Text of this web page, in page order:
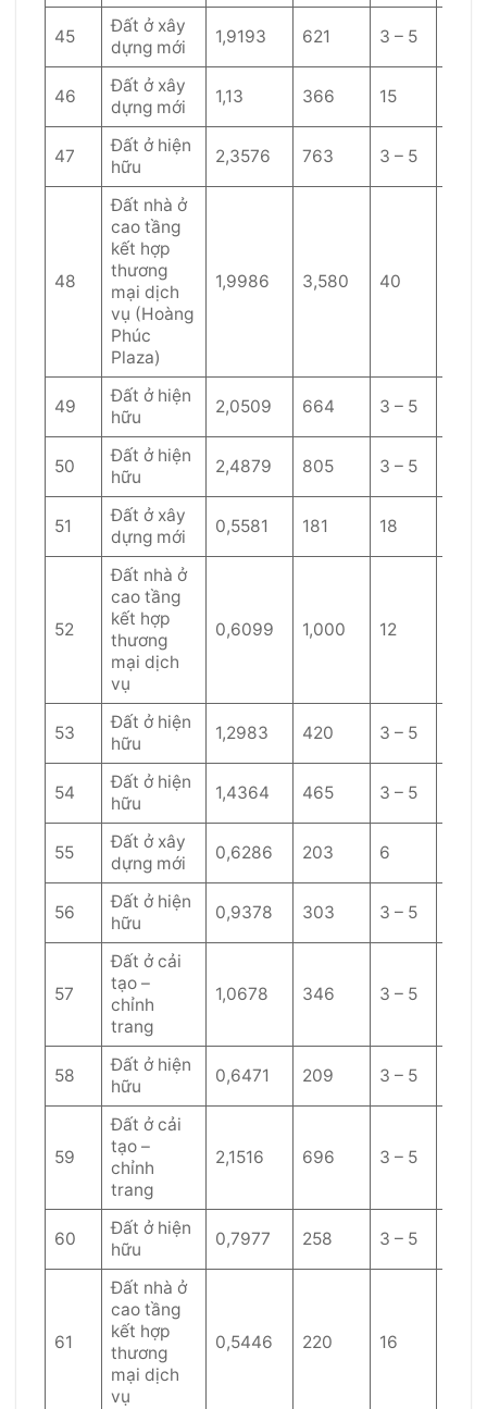
45
Đất ở xây
dựng mới
1,9193 621 3 – 5
46
Đất ở xây
dựng mới
1,13 366 15
47
Đất ở hiện
hữu
2,3576 763 3 – 5
48
Đất nhà ở
cao tầng
kết hợp
thương
mại dịch
vụ (Hoàng
Phúc
Plaza)
1,9986 3,580 40
49
Đất ở hiện
hữu
2,0509 664 3 – 5
50
Đất ở hiện
hữu
2,4879 805 3 – 5
51
Đất ở xây
dựng mới
0,5581 181 18
52
Đất nhà ở
cao tầng
kết hợp
thương
mại dịch
vụ
0,6099 1,000 12
53
Đất ở hiện
hữu
1,2983 420 3 – 5
54
Đất ở hiện
hữu
1,4364 465 3 – 5
55
Đất ở xây
dựng mới
0,6286 203 6
56
Đất ở hiện
hữu
0,9378 303 3 – 5
57
Đất ở cải
tạo –
chỉnh
trang
1,0678 346 3 – 5
58
Đất ở hiện
hữu
0,6471 209 3 – 5
59
Đất ở cải
tạo –
chỉnh
trang
2,1516 696 3 – 5
60
Đất ở hiện
hữu
0,7977 258 3 – 5
61
Đất nhà ở
cao tầng
kết hợp
thương
mại dịch
vụ
0,5446 220 16